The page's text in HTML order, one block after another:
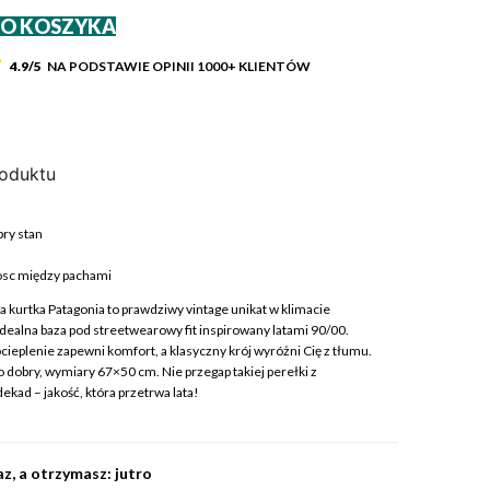
KOSZYKA
4.9/5 NA PODSTAWIE OPINII 1000+ KLIENTÓW
stan
między pachami
kurtka Patagonia to prawdziwy vintage unikat w klimacie
baza pod streetwearowy fit inspirowany latami 90/00.
zapewni komfort, a klasyczny krój wyróżni Cię z tłumu.
dobry, wymiary 67×50 cm. Nie przegap takiej perełki z
– jakość, która przetrwa lata!
a otrzymasz: jutro